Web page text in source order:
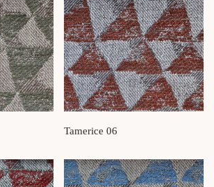
Tamerice 06